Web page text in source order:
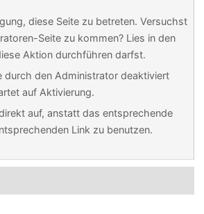
diese Seite zu betreten. Versuchst
Seite zu kommen? Lies in den
Aktion durchführen darfst.
durch den Administrator deaktiviert
auf Aktivierung.
auf, anstatt das entsprechende
Link zu benutzen.